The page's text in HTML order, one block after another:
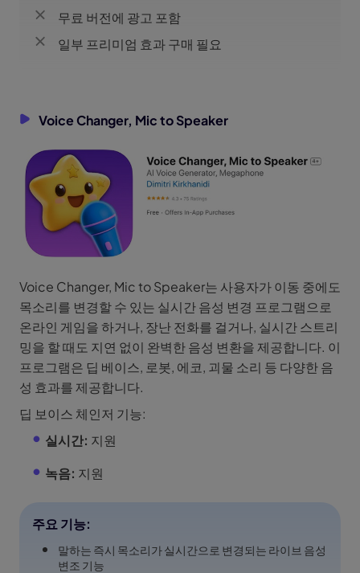
무료 버전에 광고 포함
일부 프리미엄 효과 구매 필요
Voice Changer, Mic to Speaker
Voice Changer, Mic to Speaker는 사용자가 이동 중에도
목소리를 변경할 수 있는 실시간 음성 변경 프로그램으로
온라인 게임을 하거나, 장난 전화를 걸거나, 실시간 스트리
밍을 할 때도 지연 없이 완벽한 음성 변환을 제공합니다. 이
프로그램은 딥 베이스, 로봇, 에코, 괴물 소리 등 다양한 음
성 효과를 제공합니다.
딥 보이스 체인저 기능:
실시간: 지원
녹음: 지원
주요 기능:
말하는 즉시 목소리가 실시간으로 변경되는 라이브 음성
변조 기능